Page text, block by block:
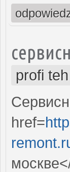
profi
href=